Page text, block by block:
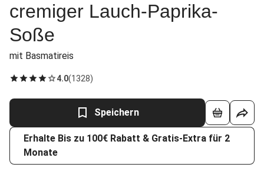
cremiger Lauch-Paprika-
Soße
mit Basmatireis
4.0(1328)
Speichern
Erhalte Bis zu 100€ Rabatt & Gratis-Extra für 2
Monate